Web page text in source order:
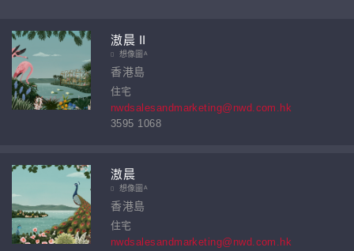
滶晨 II
想像圖ᴬ
香港島
住宅
nwdsalesandmarketing@nwd.com.hk
3595 1068
滶晨
想像圖ᴬ
香港島
住宅
nwdsalesandmarketing@nwd.com.hk